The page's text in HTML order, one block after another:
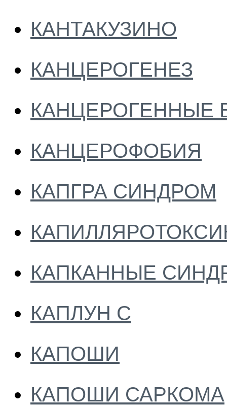
КАНТАКУЗИНО
КАНЦЕРОГЕНЕЗ
КАНЦЕРОГЕННЫЕ
КАНЦЕРОФОБИЯ
КАПГРА СИНДРОМ
КАПКАННЫЕ
КАПЛУН С
КАПОШИ
КАПОШИ САРКОМА